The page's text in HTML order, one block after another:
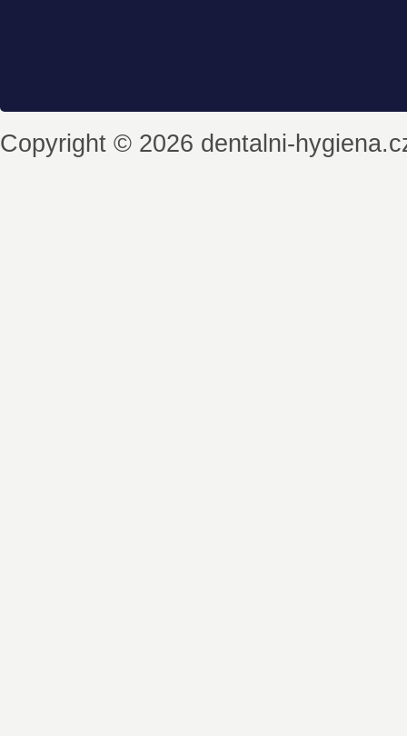
Copyright © 2026 dentalni-